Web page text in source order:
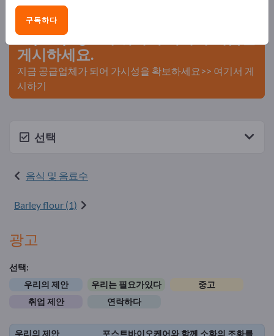
하세요
Exportpages에 귀사의 회사와 제품을
게시하세요.
지금 공급업체가 되어 가시성을 확보하세요>> 여기서 게
시하기
선택
음식 및 음료수
Barley flour (1)
광고
선택:
우리의 제안
우리는 필요가있다
중고
취업 제안
연락하다
우리의 제안
포스트바이오케어와 함께 소화의 조화를
구독하다